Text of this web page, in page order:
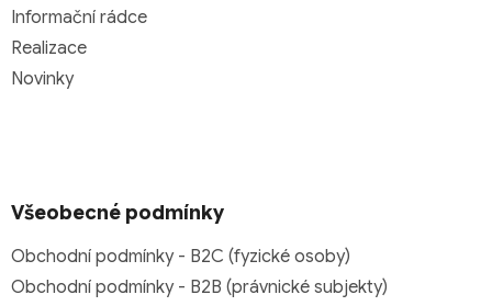
Informační rádce
Realizace
Novinky
Všeobecné podmínky
Obchodní podmínky - B2C (fyzické osoby)
Obchodní podmínky - B2B (právnické subjekty)